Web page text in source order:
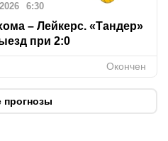
6:30
– Лейкерс. «Тандер»
при 2:0
Окончен
прогнозы